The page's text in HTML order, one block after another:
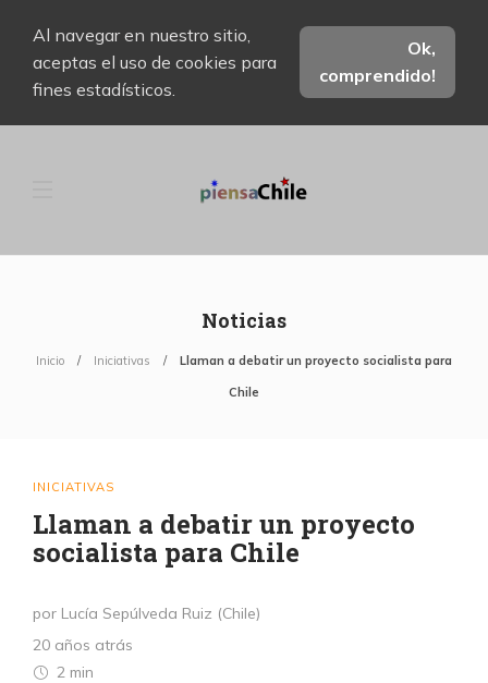
Al navegar en nuestro sitio,
aceptas el uso de cookies para
fines estadísticos.
Ok,
comprendido!
Noticias
Inicio Iniciativas Llaman a debatir un proyecto socialista para
Chile
INICIATIVAS
Llaman a debatir un proyecto
socialista para Chile
por Lucía Sepúlveda Ruiz (Chile)
20 años atrás
2 min